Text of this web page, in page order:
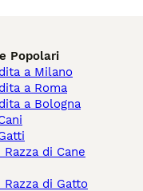
Popolari
a Milano
a Roma
a Bologna
Razza di Cane
Razza di Gatto